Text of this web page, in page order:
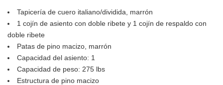
Tapicería de cuero italiano/dividida, marrón
1 cojín de asiento con doble ribete y 1 cojín de respaldo con
doble ribete
Patas de pino macizo, marrón
Capacidad del asiento: 1
Capacidad de peso: 275 lbs
Estructura de pino macizo